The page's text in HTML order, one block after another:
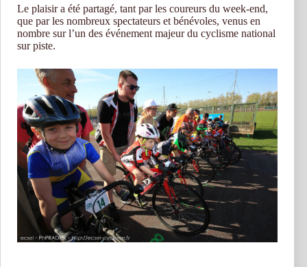
Le plaisir a été partagé, tant par les coureurs du week-end,
que par les nombreux spectateurs et bénévoles, venus en
nombre sur l’un des événement majeur du cyclisme national
sur piste.